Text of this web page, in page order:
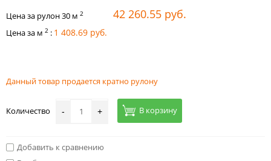
Цена за рулон30 м 2 42 260.55 руб.
Цена за м 2 : 1 408.69 руб.
Данный товар продается кратно рулону
Количество - + В корзину
Добавить к сравнению